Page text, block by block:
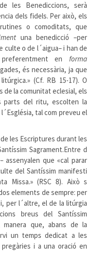
les Benediccions, serà
dels fidels. Per això, els
o comoditats, que
una benedicció –per
culte o de l´aigua– i han de
enforma
és necessària, ja que
(Cf. RB 15-17). O
de la comunitat eclesial, els
parts del ritu, escolten la
tal com preveu el
les Escriptures durant les
Sagrament.Entre d
assenyalen que «cal parar
del Santíssim manifesti
Missa.» (RSC 8). Això s
elements de sempre: per
per l´altre, el de la litúrgia
breus del Santíssim
que, abans de la
un temps dedicat a les
i a una oració en